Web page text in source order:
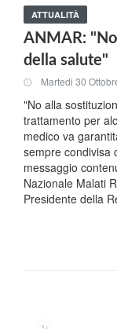
ATTUALITÀ
ANMAR:
della salute"
Martedi 30
"No alla
trattamento per
medico va
sempre condivisa
messaggio
Nazionale Malati
Presidente della